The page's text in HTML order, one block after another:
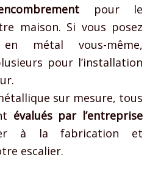
pour le
maison. Si vous posez
métal vous-même,
pour l’installation
sur mesure, tous
évalués par l’entreprise
à la fabrication et
escalier.